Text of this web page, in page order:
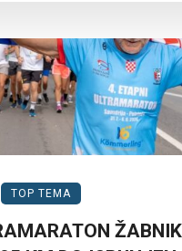
TOP TEMA